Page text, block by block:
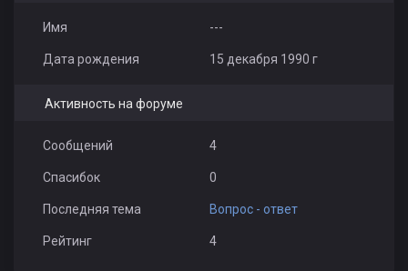
Имя ---
Дата рождения 15 декабря 1990 г
Активность на форуме
Сообщений 4
Спасибок 0
Последняя тема Вопрос - ответ
Рейтинг 4